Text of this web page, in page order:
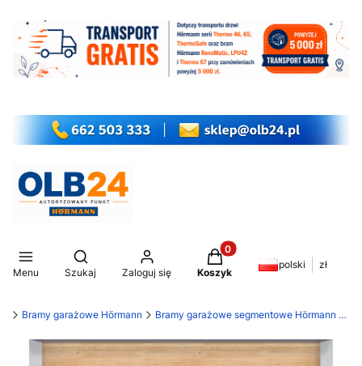
Menu
Otwórz wyszukiwarkę
Szukaj Zaloguj się
Produkty w koszyku: 0.
Koszyk
polski zł
Bramy garażowe Hörmann Bramy garażowe segmentowe Hörmann LPU 42